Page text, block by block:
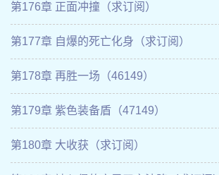
第176章 正面冲撞（求订阅）
第177章 自爆的死亡化身（求订阅）
第178章 再胜一场（46149）
第179章 紫色装备盾（47149）
第180章 大收获（求订阅）